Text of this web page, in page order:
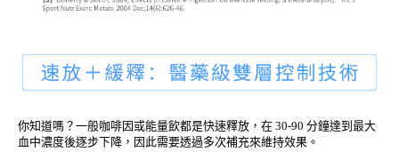
你知道嗎？一般咖啡因或能量飲都是快速釋放，在 30-90 分鐘達到最大
血中濃度後逐步下降，因此需要透過多次補充來維持效果。